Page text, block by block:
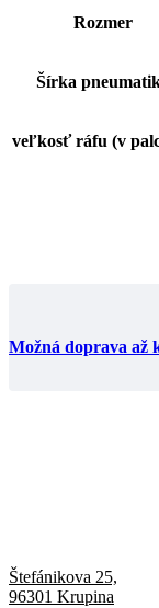
Rozmer
Šírka
veľkosť ráfu (v
Možná doprava až
Štefánikova 25,
96301 Krupina